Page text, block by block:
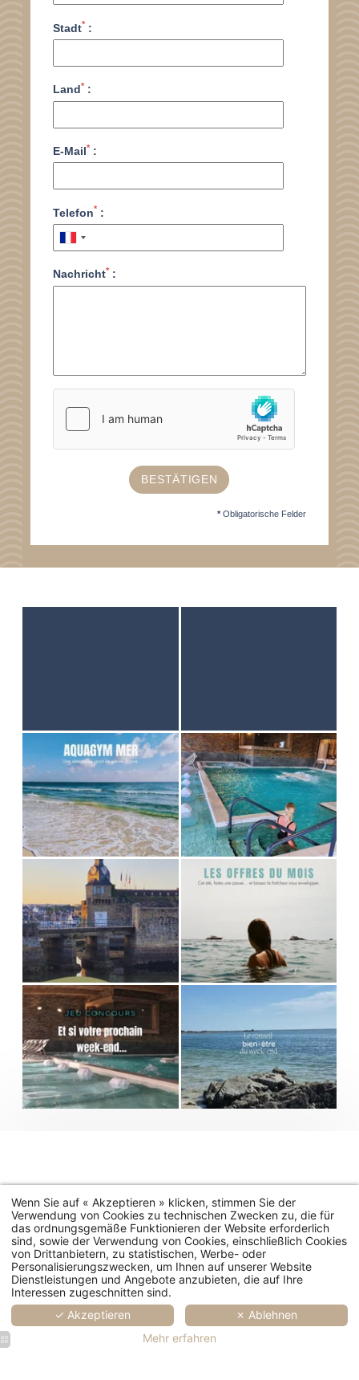
Stadt*:
Land*:
E-Mail*:
Telefon*:
Nachricht*:
BESTÄTIGEN
* Obligatorische Felder
Wenn Sie auf « Akzeptieren » klicken, stimmen Sie der
Verwendung von Cookies zu technischen Zwecken zu, die für
das ordnungsgemäße Funktionieren der Website erforderlich
sind, sowie der Verwendung von Cookies, einschließlich Cookies
von Drittanbietern, zu statistischen, Werbe- oder
Personalisierungszwecken, um Ihnen auf unserer Website
Dienstleistungen und Angebote anzubieten, die auf Ihre
Interessen zugeschnitten sind.
✓ Akzeptieren
✗ Ablehnen
Mehr erfahren